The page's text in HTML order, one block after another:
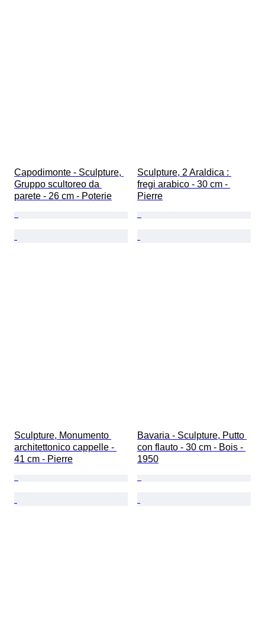
Capodimonte - Sculpture,
Gruppo scultoreo da
parete - 26 cm - Poterie
Sculpture, 2 Araldica :
fregi arabico - 30 cm -
Pierre
Sculpture, Monumento
architettonico cappelle -
41 cm - Pierre
Bavaria - Sculpture, Putto
con flauto - 30 cm - Bois -
1950